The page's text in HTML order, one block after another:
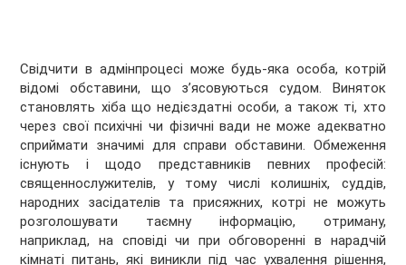
Свідчити в адмінпроцесі може будь-яка особа, котрій
відомі обставини, що з’ясовуються судом. Виняток
становлять хіба що недієздатні особи, а також ті, хто
через свої психічні чи фізичні вади не може адекватно
сприймати значимі для справи обставини. Обмеження
існують і щодо представників певних професій:
священнослужителів, у тому числі колишніх, суддів,
народних засідателів та присяжних, котрі не можуть
розголошувати таємну інформацію, отриману,
наприклад, на сповіді чи при обговоренні в нарадчій
кімнаті питань, які виникли під час ухвалення рішення,